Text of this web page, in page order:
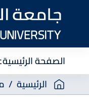
contentالصفحة الرئيسية
الرئيسية